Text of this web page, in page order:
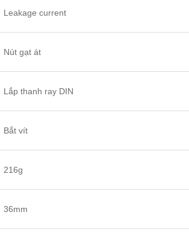
Leakage current
Nút gạt át
Lắp thanh ray DIN
Bắt vít
216g
36mm